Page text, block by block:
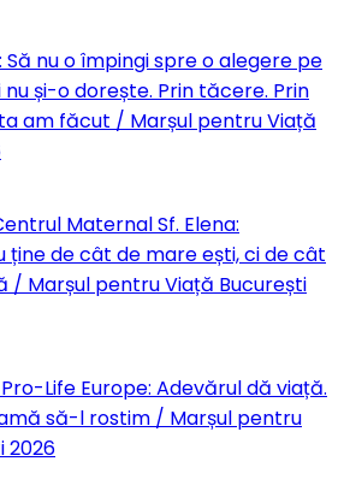
Să nu o împingi spre o alegere pe
și-o dorește. Prin tăcere. Prin
am făcut / Marșul pentru Viață
Maternal Sf. Elena:
ține de cât de mare ești, ci de cât
/ Marșul pentru Viață București
Life Europe: Adevărul dă viață.
să-l rostim / Marșul pentru
2026